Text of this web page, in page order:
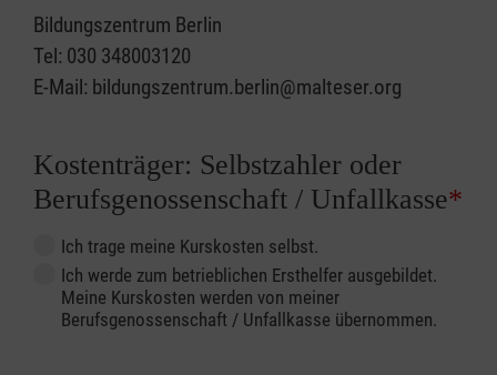
Bildungszentrum Berlin
Tel: 030 348003120
E-Mail: bildungszentrum.berlin@malteser.org
Kostenträger: Selbstzahler oder
Berufsgenossenschaft / Unfallkasse*
Ich trage meine Kurskosten selbst.
Ich werde zum betrieblichen Ersthelfer ausgebildet.
Meine Kurskosten werden von meiner
Berufsgenossenschaft / Unfallkasse übernommen.